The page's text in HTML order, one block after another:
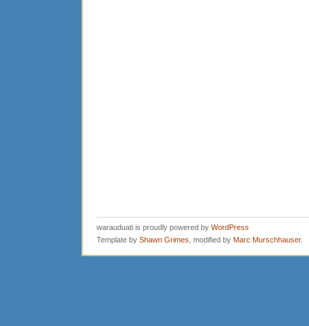
warauduati is proudly powered by WordPress
Template by Shawn Grimes , modified by Marc Murschhauser.